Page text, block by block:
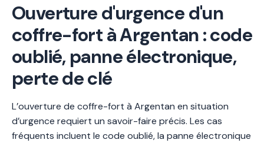
Ouverture d'urgence d'un
coffre-fort à Argentan : code
oublié, panne électronique,
perte de clé
L’ouverture de coffre-fort à Argentan en situation
d’urgence requiert un savoir-faire précis. Les cas
fréquents incluent le code oublié, la panne électronique